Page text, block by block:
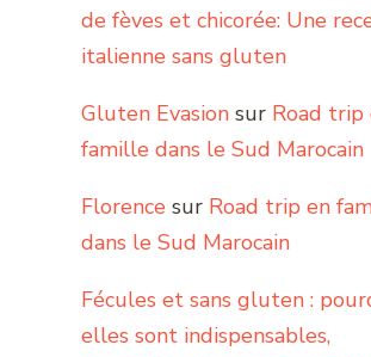
de fèves et chicorée: Une
italienne sans gluten
Gluten Evasion sur Road trip
famille dans le Sud Marocain
Florence sur Road trip en
dans le Sud Marocain
Fécules et sans gluten :
elles sont indispensables,